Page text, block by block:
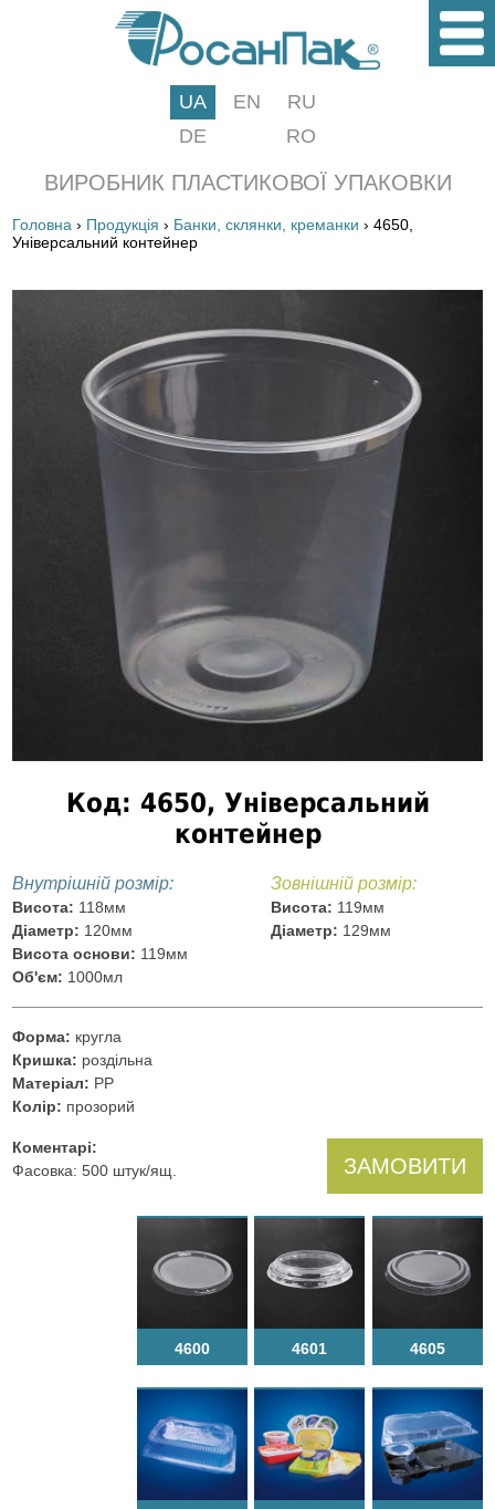
UA EN
RU
DE
RO
ВИРОБНИК ПЛАСТИКОВОЇ УПАКОВКИ
Головна › Продукція › Банки, склянки, креманки › 4650,
Універсальний контейнер
Код: 4650, Універсальний
контейнер
Внутрішній розмір:
Висота: 118мм
Діаметр: 120мм
Висота основи: 119мм
Об'єм: 1000мл
Зовнішній розмір:
Висота: 119мм
Діаметр: 129мм
Форма: кругла
Кришка: роздільна
Матеріал: PP
Колір: прозорий
Коментарі:
Фасовка: 500 штук/ящ.
ЗАМОВИТИ
4600 4601 4605